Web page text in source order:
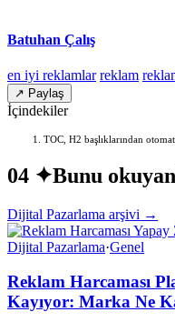
Batuhan Çalış
en iyi reklamlar reklam
↗ Paylaş
İçindekiler
TOC, H2 başlıklarından
04 ✦Bunu
Dijital Pazarlama arşivi →
Dijital Pazarlama·Genel
Reklam Harcaması
Kayıyor: Marka Ne